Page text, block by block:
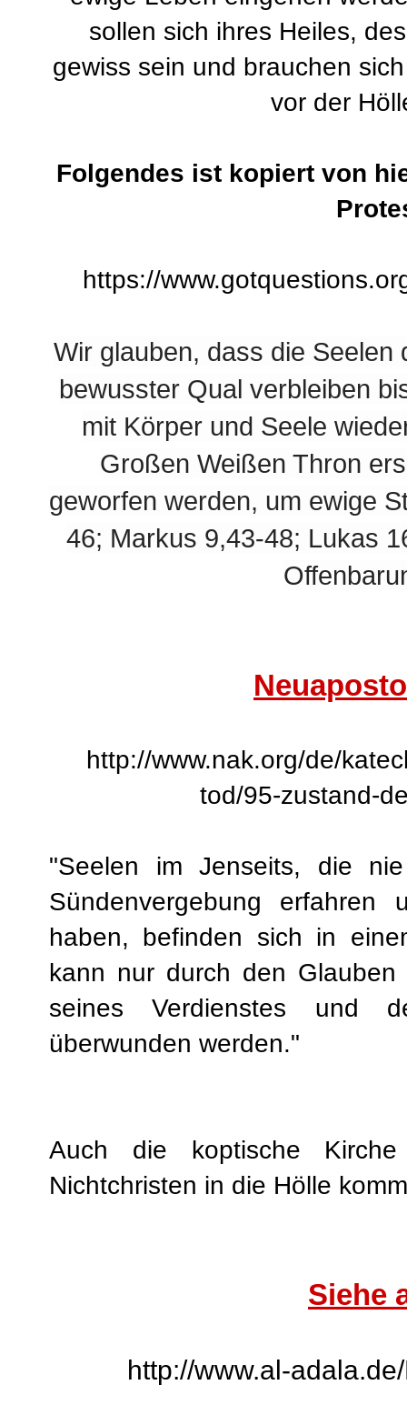
sollen sich ihres Heiles,
gewiss sein und brauchen
vor der
Folgendes ist kopiert von
https://
Wir glauben, dass die Seelen
bewusster Qual verbleiben
mit Körper und Seele
Großen Weißen Thron
geworfen werden, um ewige
46; Markus 9,43-48; Lukas
http://www.nak.org/de/
tod/95-zustand-
"Seelen im Jenseits, die
Sündenvergebung erfahren
haben, befinden sich in
kann nur durch den
seines Verdienstes und
überwunden werden."
Auch die koptische
Nichtchristen in die Hölle
Siehe
http://www.al-